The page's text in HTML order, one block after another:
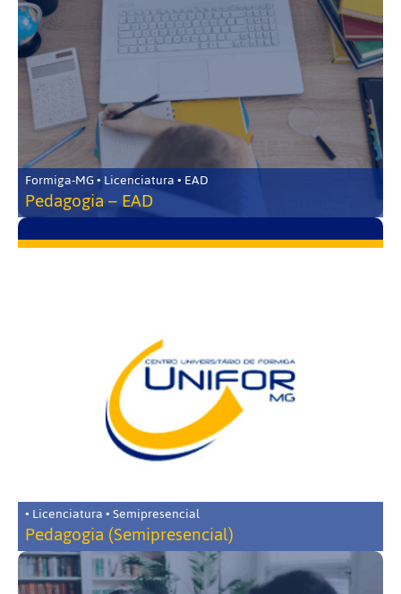
Formiga-MG • Licenciatura • EAD
Pedagogia – EAD
• Licenciatura • Semipresencial
Pedagogia (Semipresencial)